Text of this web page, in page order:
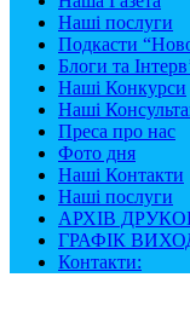
Наші послуги
Подкасти
Блоги та
Наші Конкурси
Наші
Преса про нас
Фото дня
Наші Контакти
Наші послуги
АРХІВ
ГРАФІК
Контакти: